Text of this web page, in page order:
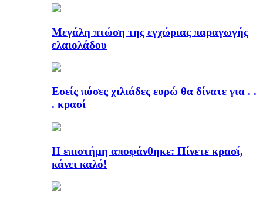
Μεγάλη πτώση της εγχώριας παραγωγής
ελαιολάδου
Εσείς πόσες χιλιάδες ευρώ θα δίνατε για . .
. κρασί
Η επιστήμη αποφάνθηκε: Πίνετε κρασί,
κάνει καλό!